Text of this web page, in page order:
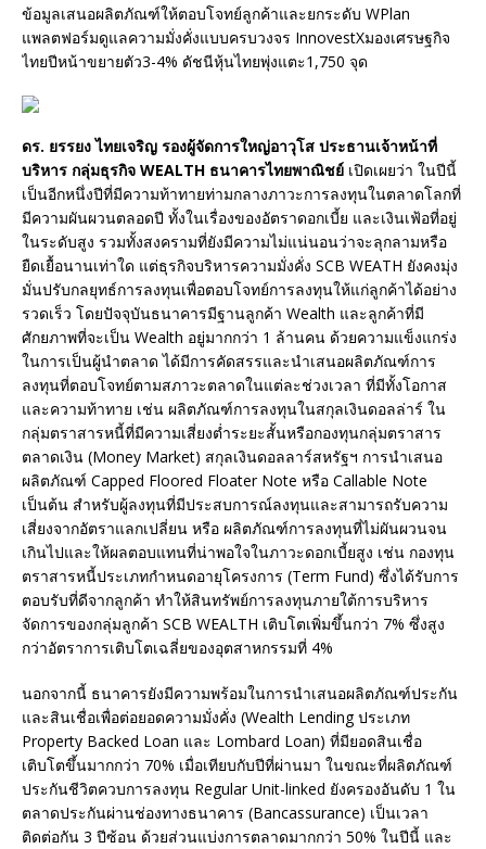
ข้อมูลเสนอผลิตภัณฑ์ให้ตอบโจทย์ลูกค้าและยกระดับ WPlan
แพลตฟอร์มดูแลความมั่งคั่งแบบครบวงจร InnovestXมองเศรษฐกิจ
ไทยปีหน้าขยายตัว3-4% ดัชนีหุ้นไทยพุ่งแตะ1,750 จุด
ดร. ยรรยง ไทยเจริญ รองผู้จัดการใหญ่อาวุโส ประธานเจ้าหน้าที่
บริหาร กลุ่มธุรกิจ WEALTH ธนาคารไทยพาณิชย์ เปิดเผยว่า ในปีนี้
เป็นอีกหนึ่งปีที่มีความท้าทายท่ามกลางภาวะการลงทุนในตลาดโลกที่
มีความผันผวนตลอดปี ทั้งในเรื่องของอัตราดอกเบี้ย และเงินเฟ้อที่อยู่
ในระดับสูง รวมทั้งสงครามที่ยังมีความไม่แน่นอนว่าจะลุกลามหรือ
ยืดเยื้อนานเท่าใด แต่ธุรกิจบริหารความมั่งคั่ง SCB WEATH ยังคงมุ่ง
มั่นปรับกลยุทธ์การลงทุนเพื่อตอบโจทย์การลงทุนให้แก่ลูกค้าได้อย่าง
รวดเร็ว โดยปัจจุบันธนาคารมีฐานลูกค้า Wealth และลูกค้าที่มี
ศักยภาพที่จะเป็น Wealth อยู่มากกว่า 1 ล้านคน ด้วยความแข็งแกร่ง
ในการเป็นผู้นำตลาด ได้มีการคัดสรรและนำเสนอผลิตภัณฑ์การ
ลงทุนที่ตอบโจทย์ตามสภาวะตลาดในแต่ละช่วงเวลา ที่มีทั้งโอกาส
และความท้าทาย เช่น ผลิตภัณฑ์การลงทุนในสกุลเงินดอลล่าร์ ใน
กลุ่มตราสารหนี้ที่มีความเสี่ยงต่ำระยะสั้นหรือกองทุนกลุ่มตราสาร
ตลาดเงิน (Money Market) สกุลเงินดอลลาร์สหรัฐฯ การนำเสนอ
ผลิตภัณฑ์ Capped Floored Floater Note หรือ Callable Note
เป็นต้น สำหรับผู้ลงทุนที่มีประสบการณ์ลงทุนและสามารถรับความ
เสี่ยงจากอัตราแลกเปลี่ยน หรือ ผลิตภัณฑ์การลงทุนที่ไม่ผันผวนจน
เกินไปและให้ผลตอบแทนที่น่าพอใจในภาวะดอกเบี้ยสูง เช่น กองทุน
ตราสารหนี้ประเภทกำหนดอายุโครงการ (Term Fund) ซึ่งได้รับการ
ตอบรับที่ดีจากลูกค้า ทำให้สินทรัพย์การลงทุนภายใต้การบริหาร
จัดการของกลุ่มลูกค้า SCB WEALTH เติบโตเพิ่มขึ้นกว่า 7% ซึ่งสูง
กว่าอัตราการเติบโตเฉลี่ยของอุตสาหกรรมที่ 4%
นอกจากนี้ ธนาคารยังมีความพร้อมในการนำเสนอผลิตภัณฑ์ประกัน
และสินเชื่อเพื่อต่อยอดความมั่งคั่ง (Wealth Lending ประเภท
Property Backed Loan และ Lombard Loan) ที่มียอดสินเชื่อ
เติบโตขึ้นมากกว่า 70% เมื่อเทียบกับปีที่ผ่านมา ในขณะที่ผลิตภัณฑ์
ประกันชีวิตควบการลงทุน Regular Unit-linked ยังครองอันดับ 1 ใน
ตลาดประกันผ่านช่องทางธนาคาร (Bancassurance) เป็นเวลา
ติดต่อกัน 3 ปีซ้อน ด้วยส่วนแบ่งการตลาดมากกว่า 50% ในปีนี้ และ